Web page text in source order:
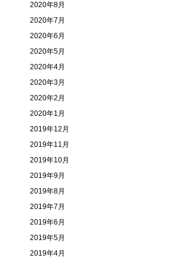
2020年8月
2020年7月
2020年6月
2020年5月
2020年4月
2020年3月
2020年2月
2020年1月
2019年12月
2019年11月
2019年10月
2019年9月
2019年8月
2019年7月
2019年6月
2019年5月
2019年4月